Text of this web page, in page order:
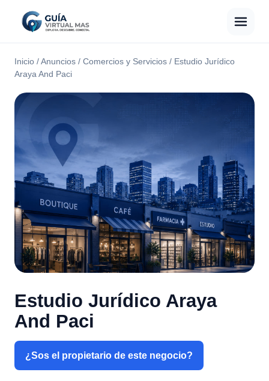
Inicio / Anuncios / Comercios y Servicios / Estudio Jurídico
Araya And Paci
Estudio Jurídico Araya
And Paci
¿Sos el propietario de este negocio?